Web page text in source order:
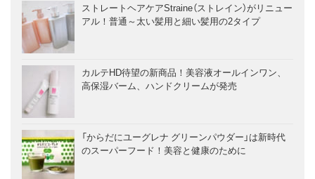
ストレートヘアケアStraine（ストレイン）がリニュー
アル！普通～太い髪用と細い髪用の2タイプ
カルテHD待望の新商品！美容液オールインワン、
高保湿バーム、ハンドクリームが発売
「からだにユーグレナ グリーンパウダー」は新時代
のスーパーフード！美容と健康のために